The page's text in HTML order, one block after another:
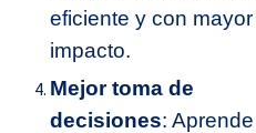
eficiente y con mayor
impacto.
Mejor toma de
decisiones: